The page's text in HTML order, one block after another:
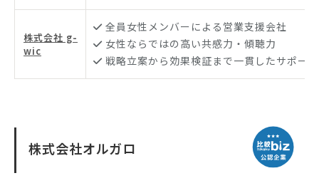
株式会社 g-
wic
全員女性メンバーによる営業支援会社
女性ならではの高い共感力・傾聴力
戦略立案から効果検証まで一貫したサポート
株式会社オルガロ